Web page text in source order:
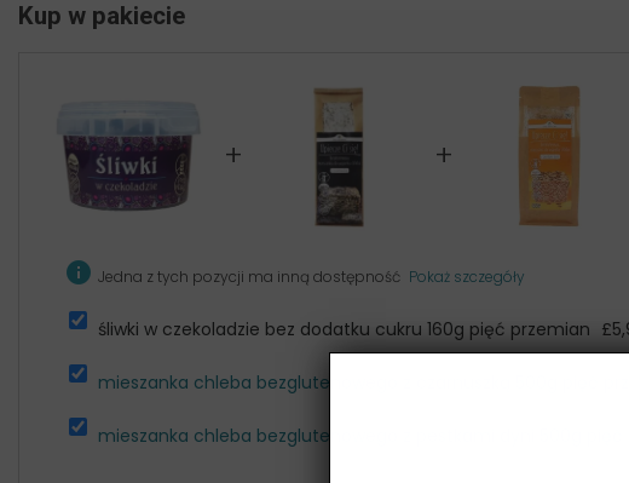
Kup w pakiecie
+ +
info Jedna z tych pozycji ma inną dostępność Pokaż szczegóły
śliwki w czekoladzie bez dodatku cukru 160g pięć przemian
mieszanka chleba bezglutenowego z czarnuszką 500g pięć
mieszanka chleba bezglutenowego z pestkami dyni 500g pięć